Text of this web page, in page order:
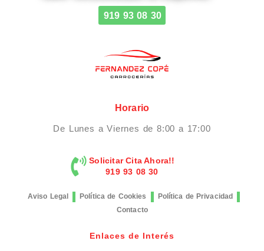
919 93 08 30
Horario
De Lunes a Viernes de 8:00 a 17:00
Solicitar Cita Ahora!!
919 93 08 30
Aviso Legal Política de Cookies
Política de Privacidad
Contacto
Enlaces de Interés